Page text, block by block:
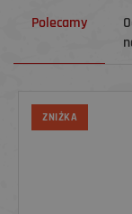
Polecamy
ZNIŻKA